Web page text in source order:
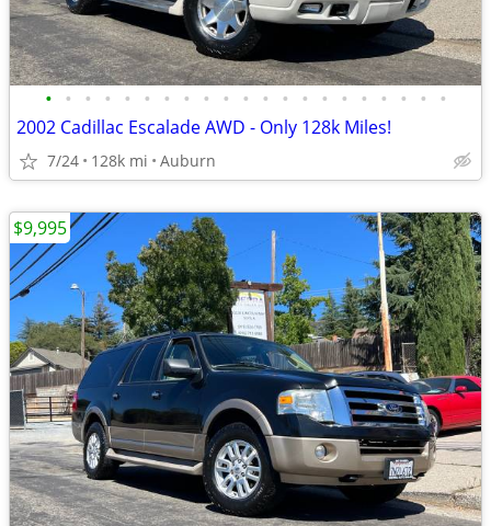
• • • • • • • • • • • • • • • • • • • • •
2002 Cadillac Escalade AWD - Only 128k Miles!
7/24 128k mi Auburn
$9,995